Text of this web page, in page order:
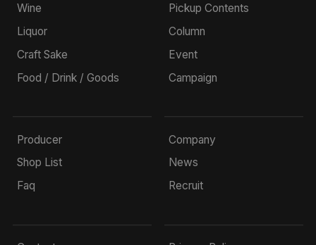
Wine
Liquor
Craft Sake
Food / Drink / Goods
Pickup Contents
Column
Event
Campaign
Producer
Shop List
Faq
Company
News
Recruit